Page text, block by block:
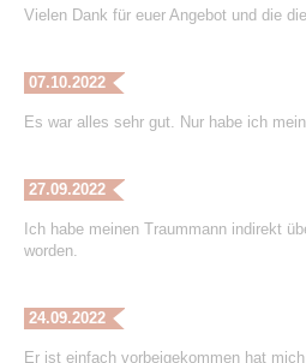
Vielen Dank für euer Angebot und die
07.10.2022
Es war alles sehr gut. Nur habe ich
27.09.2022
Ich habe meinen Traummann indirekt
worden.
24.09.2022
Er ist einfach vorbeigekommen hat